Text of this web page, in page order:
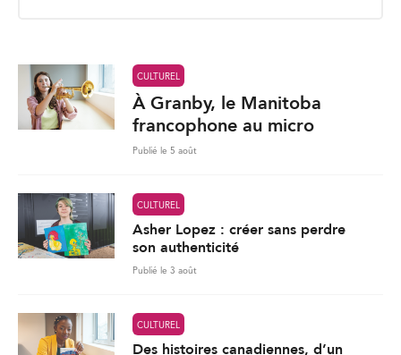
CULTUREL
À Granby, le Manitoba
francophone au micro
Publié le 5 août
CULTUREL
Asher Lopez : créer sans perdre
son authenticité
Publié le 3 août
CULTUREL
Des histoires canadiennes, d’un